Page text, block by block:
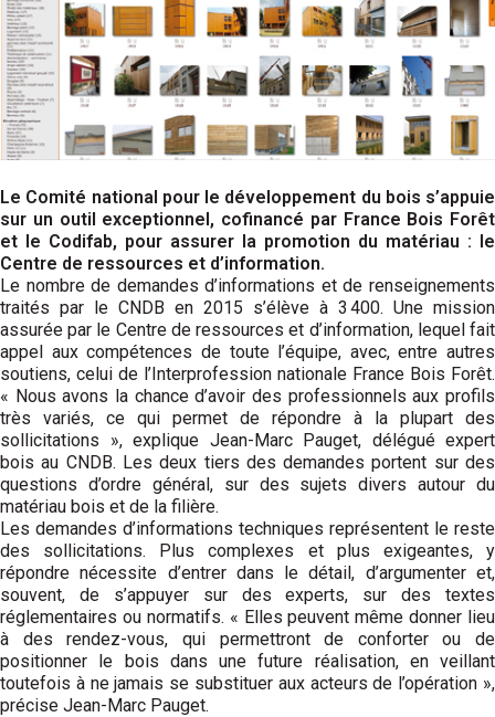
Le Comité national pour le développement du bois s’appuie
sur un outil exceptionnel, cofinancé par France Bois Forêt
et le Codifab, pour assurer la promo­­tion du matériau : le
Centre de ressources et d’infor­mation.
Le nombre de demandes d’informations et de renseignements
traités par le CNDB en 2015 s’élève à 3 400. Une mission
assurée par le Centre de ressources et d’information, lequel fait
appel aux compétences de toute l’équipe, avec, entre autres
soutiens, celui de l’Interprofession nationale France Bois Forêt.
« Nous avons la chance d’avoir des professionnels aux profils
très variés, ce qui permet de répondre à la plupart des
sollicitations », explique Jean-Marc Pauget, délégué expert
bois au CNDB. Les deux tiers des demandes portent sur des
questions d’ordre général, sur des sujets divers autour du
matériau bois et de la filière.
Les demandes d’informations techniques représentent le reste
des sollicitations. Plus complexes et plus exigeantes, y
répondre nécessite d’entrer dans le détail, d’argumenter et,
souvent, de s’appuyer sur des experts, sur des textes
réglementaires ou normatifs. « Elles peuvent même donner lieu
à des rendez-vous, qui permettront de conforter ou de
positionner le bois dans une future réalisation, en veillant
toutefois à ne jamais se substituer aux acteurs de l’opération »,
précise Jean-Marc Pauget.